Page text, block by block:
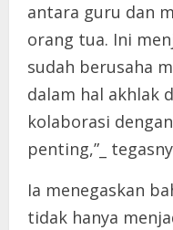
antara guru dan
orang tua. Ini
sudah berusaha
dalam hal akhlak
kolaborasi
penting,”_
Ia menegaskan
tidak hanya